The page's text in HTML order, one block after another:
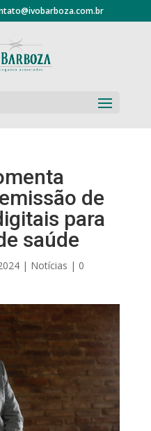
de
para
saúde
| Notícias | 0